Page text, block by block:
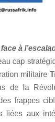
à
cap
militaire
de la
frappes
liées aux